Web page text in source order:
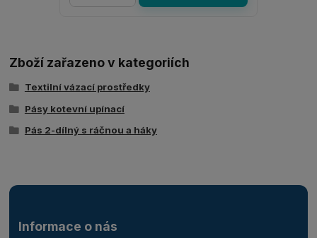
Zboží zařazeno v kategoriích
Textilní vázací prostředky
Pásy kotevní upínací
Pás 2-dílný s ráčnou a háky
Informace o nás